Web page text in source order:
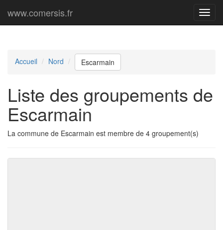
Menu
www.comersis.fr
Accueil Nord Escarmain
Liste des groupements de
Escarmain
La commune de Escarmain est membre de 4 groupement(s)